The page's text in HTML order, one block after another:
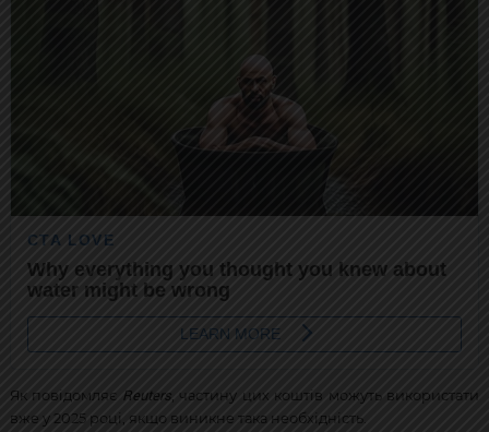
Як повідомляє Reuters, частину цих коштів можуть використати
вже у 2025 році, якщо виникне така необхідність.